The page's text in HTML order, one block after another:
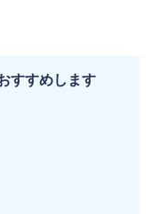
すすめします